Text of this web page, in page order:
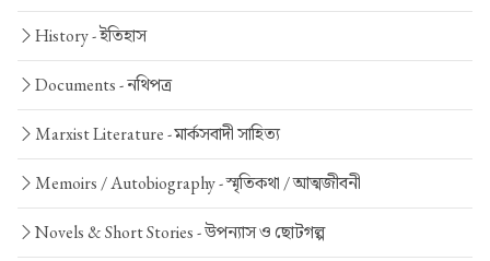
History -ইতিহাস
Documents -নথিপত্র
Marxist Literature -মার্কসবাদী সাহিত্য
Memoirs / Autobiography -স্মৃতিকথা / আত্মজীবনী
Novels & Short Stories -উপন্যাস ও ছোটগল্প